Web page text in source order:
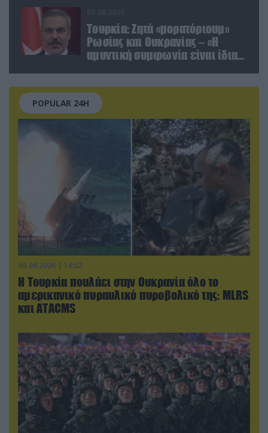
Τουρκία: Ζητά «μορατόριουμ»
Ρωσίας και Ουκρανίας – «Η
αμυντική συμφωνία είναι ίδια
POPULAR 24H
08.08.2026 | 14:02
Η Τουρκία πουλάει στην Ουκρανία όλο το
αμερικανικό πυραυλικό πυροβολικό της: MLRS
και ΑΤΑCMS